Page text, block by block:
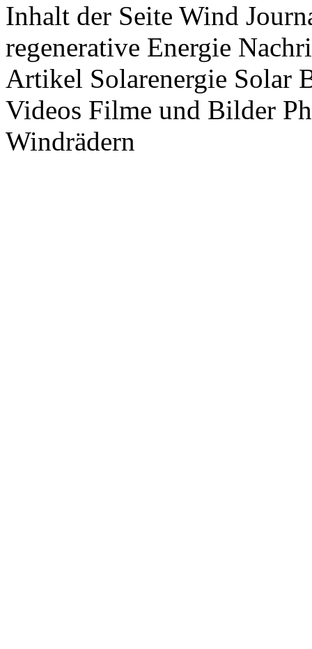
Inhalt der Seite Wind
regenerative Energie
Artikel Solarenergie Solar
Videos Filme und Bilder
Windrädern